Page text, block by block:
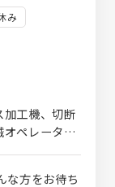
み
加工機、切断
ペレーター